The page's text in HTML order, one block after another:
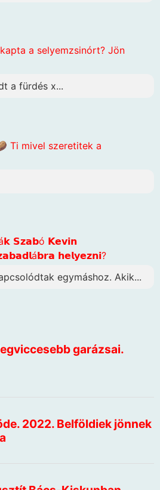
a selyemzsinórt? Jön
a fürdés x...
Ti mivel szeretitek a
𝗦𝘇𝗮𝗯ó 𝗞𝗲𝘃𝗶𝗻
𝗵𝗲𝗹𝘆𝗲𝘇𝗻𝗶?
egymáshoz. Akik...